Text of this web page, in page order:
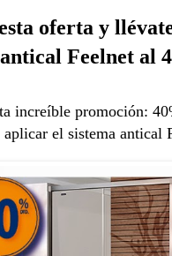
oferta y
Feelnet al
increíble promoción:
aplicar el sistema antical